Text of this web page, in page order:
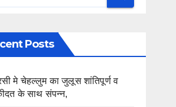
Posts
मे चेहल्लुम का जुलूस शांतिपूर्ण व
के साथ संपन्न,